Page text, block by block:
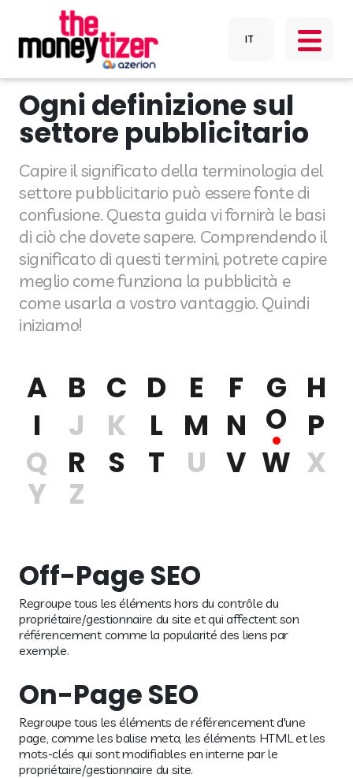
Ogni definizione sul
settore pubblicitario
Capire il significato della terminologia del
settore pubblicitario può essere fonte di
confusione. Questa guida vi fornirà le basi
di ciò che dovete sapere. Comprendendo il
significato di questi termini, potrete capire
meglio come funziona la pubblicità e
come usarla a vostro vantaggio. Quindi
iniziamo!
A B C D E F G H
I
J K L M N O P
Q R S T U V W X
Y
Z
Off-Page SEO
Regroupe tous les éléments hors du contrôle du
propriétaire/gestionnaire du site et qui affectent son
référencement comme la popularité des liens par
exemple.
On-Page SEO
Regroupe tous les éléments de référencement d'une
page, comme les balise meta, les éléments HTML et les
mots-clés qui sont modifiables en interne par le
propriétaire/gestionnaire du site.